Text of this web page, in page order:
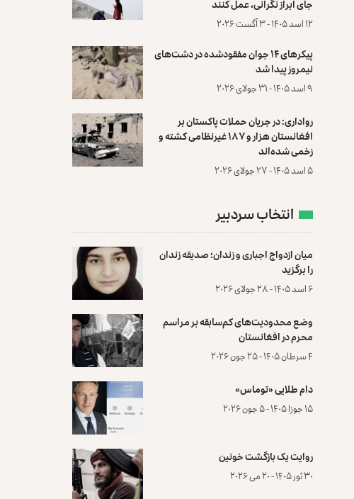
جای ابراز نگرانی، عمل کنند
۱۲ اسد ۱۴۰۵ - ۳ آگست ۲۰۲۶
پیکرهای ۱۴ جوان مفقودشده در دشت‌های
نیمروز پیدا شد
۹ اسد ۱۴۰۵ - ۳۱ جولای ۲۰۲۶
رواداری: در جریان حملات پاکستان بر
افغانستان هزار و ۱۸۷ غیرنظامی کشته و
زخمی شده‌اند
۵ اسد ۱۴۰۵ - ۲۷ جولای ۲۰۲۶
انتخاب سردبیر
میان ازدواج اجباری و زندان؛ صدیقه زندان
را برگزید
۶ اسد ۱۴۰۵ - ۲۸ جولای ۲۰۲۶
وضع محدودیت‌های کم‌سابقه بر مراسم
محرم در افغانستان
۴ سرطان ۱۴۰۵ - ۲۵ جون ۲۰۲۶
دام طلایی «توماس»
۱۵ جوزا ۱۴۰۵ - ۵ جون ۲۰۲۶
روایت یک بازگشت خونین
۳۰ ثور ۱۴۰۵ - ۲۰ می ۲۰۲۶